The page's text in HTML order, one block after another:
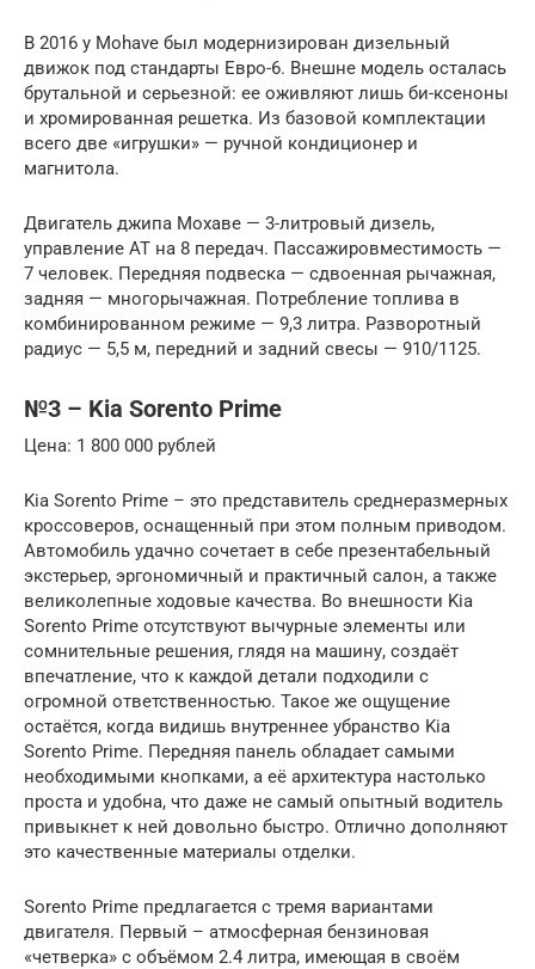
В 2016 у Mohave был модернизирован дизельный
движок под стандарты Евро-6. Внешне модель осталась
брутальной и серьезной: ее оживляют лишь би-ксеноны
и хромированная решетка. Из базовой комплектации
всего две «игрушки» — ручной кондиционер и
магнитола.
Двигатель джипа Мохаве — 3-литровый дизель,
управление AT на 8 передач. Пассажировместимость —
7 человек. Передняя подвеска — сдвоенная рычажная,
задняя — многорычажная. Потребление топлива в
комбинированном режиме — 9,3 литра. Разворотный
радиус — 5,5 м, передний и задний свесы — 910/1125.
№3 – Kia Sorento Prime
Цена: 1 800 000 рублей
Kia Sorento Prime – это представитель среднеразмерных
кроссоверов, оснащенный при этом полным приводом.
Автомобиль удачно сочетает в себе презентабельный
экстерьер, эргономичный и практичный салон, а также
великолепные ходовые качества. Во внешности Kia
Sorento Prime отсутствуют вычурные элементы или
сомнительные решения, глядя на машину, создаёт
впечатление, что к каждой детали подходили с
огромной ответственностью. Такое же ощущение
остаётся, когда видишь внутреннее убранство Kia
Sorento Prime. Передняя панель обладает самыми
необходимыми кнопками, а её архитектура настолько
проста и удобна, что даже не самый опытный водитель
привыкнет к ней довольно быстро. Отлично дополняют
это качественные материалы отделки.
Sorento Prime предлагается с тремя вариантами
двигателя. Первый – атмосферная бензиновая
«четверка» с объёмом 2.4 литра, имеющая в своём